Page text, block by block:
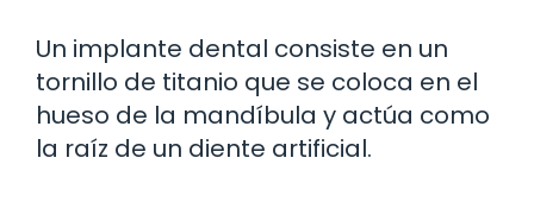
Un implante dental consiste en un
tornillo de titanio que se coloca en el
hueso de la mandíbula y actúa como
la raíz de un diente artificial.